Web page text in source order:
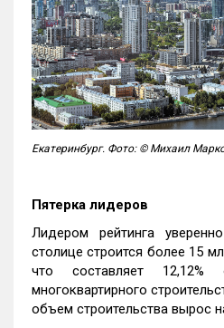
Екатеринбург. Фото: © Михаил
Пятерка лидеров
Лидером рейтинга
столице строится более 15
что составляет
многоквартирного
объем строительства вырос